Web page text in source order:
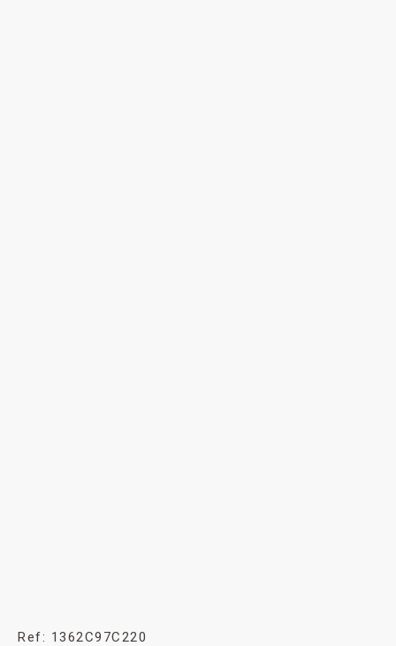
Ref: 1362C97C220